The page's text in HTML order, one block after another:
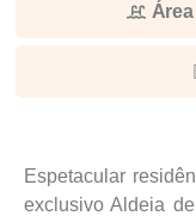
Espetacular
exclusivo Aldeia